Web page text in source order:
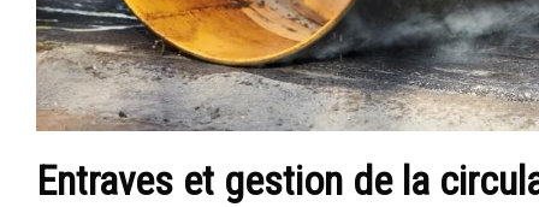
Entraves et gestion de la